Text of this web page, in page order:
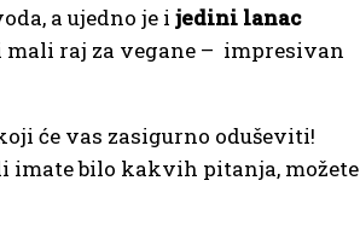
a ujedno je i jedini lanac
mali raj za vegane – impresivan
će vas zasigurno oduševiti!
imate bilo kakvih pitanja, možete